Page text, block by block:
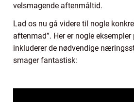
velsmagende aftenmåltid.
Lad os nu gå videre til nogle
aftenmad”. Her er nogle
inkluderer de nødvendige
smager fantastisk: